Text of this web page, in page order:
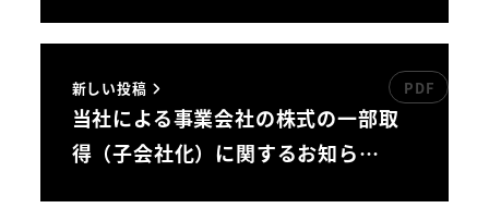
新しい投稿
当社による事業会社の株式の一部取
得（子会社化）に関するお知ら…